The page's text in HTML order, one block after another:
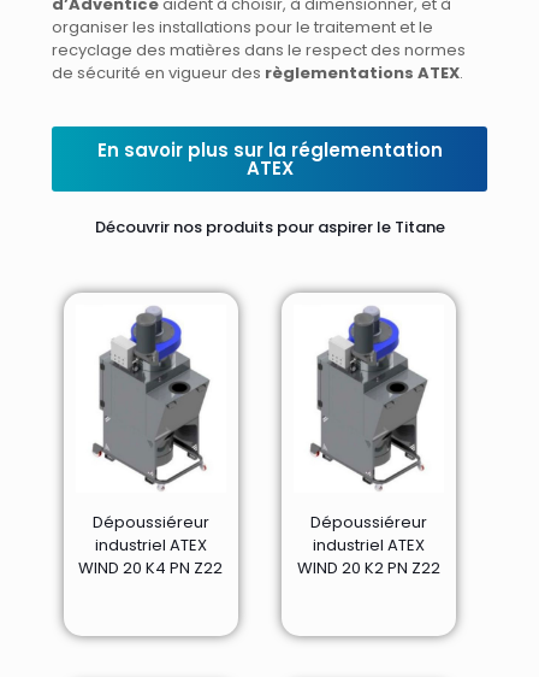
organiser les installations pour le traitement et le
recyclage des matières dans le respect des normes
de sécurité en vigueur des règlementations ATEX.
En savoir plus sur la réglementation
ATEX
Découvrir nos produits pour aspirer le Titane
Dépoussiéreur
industriel ATEX
WIND 20 K4 PN Z22
Dépoussiéreur
industriel ATEX
WIND 20 K2 PN Z22